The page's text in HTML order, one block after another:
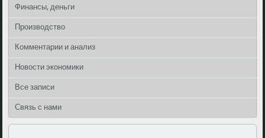
Финансы, деньги
Производство
Комментарии и анализ
Новости экономики
Все записи
Связь с нами